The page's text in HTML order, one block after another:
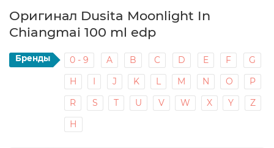
Оригинал Dusita Moonlight In
Chiangmai 100 ml edp
Бренды 0 - 9 A B C D E F
G
H
I J K L M N O
P
R
S T U V W X Y
Z
Н